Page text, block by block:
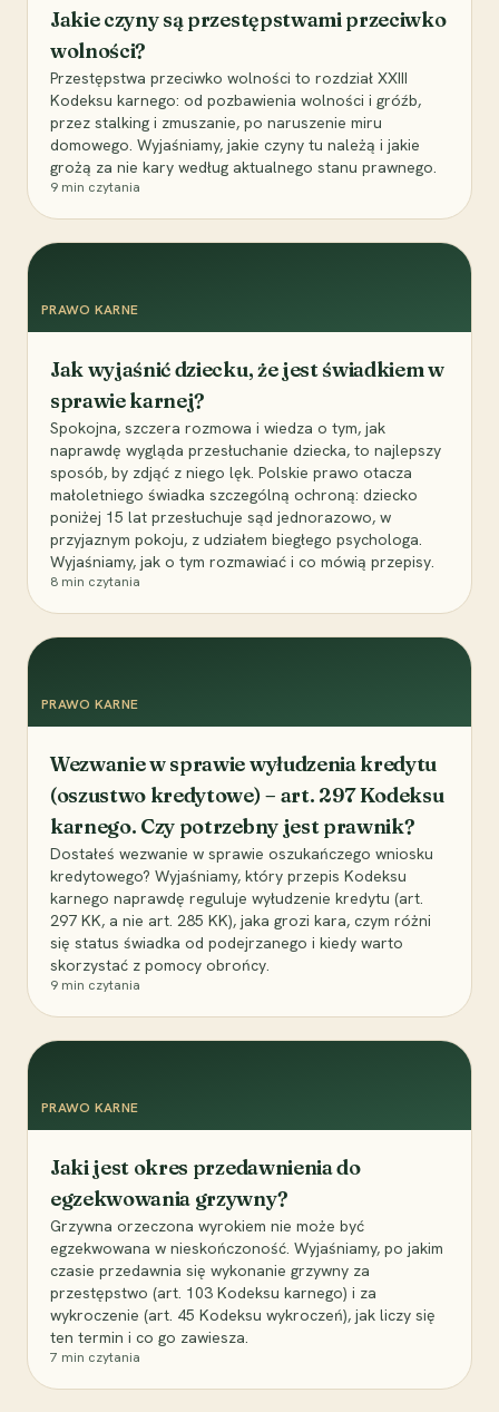
Jakie czyny są przestępstwami przeciwko
wolności?
Przestępstwa przeciwko wolności to rozdział XXIII
Kodeksu karnego: od pozbawienia wolności i gróźb,
przez stalking i zmuszanie, po naruszenie miru
domowego. Wyjaśniamy, jakie czyny tu należą i jakie
grożą za nie kary według aktualnego stanu prawnego.
9 min czytania
PRAWO KARNE
Jak wyjaśnić dziecku, że jest świadkiem w
sprawie karnej?
Spokojna, szczera rozmowa i wiedza o tym, jak
naprawdę wygląda przesłuchanie dziecka, to najlepszy
sposób, by zdjąć z niego lęk. Polskie prawo otacza
małoletniego świadka szczególną ochroną: dziecko
poniżej 15 lat przesłuchuje sąd jednorazowo, w
przyjaznym pokoju, z udziałem biegłego psychologa.
Wyjaśniamy, jak o tym rozmawiać i co mówią przepisy.
8 min czytania
PRAWO KARNE
Wezwanie w sprawie wyłudzenia kredytu
(oszustwo kredytowe) – art. 297 Kodeksu
karnego. Czy potrzebny jest prawnik?
Dostałeś wezwanie w sprawie oszukańczego wniosku
kredytowego? Wyjaśniamy, który przepis Kodeksu
karnego naprawdę reguluje wyłudzenie kredytu (art.
297 KK, a nie art. 285 KK), jaka grozi kara, czym różni
się status świadka od podejrzanego i kiedy warto
skorzystać z pomocy obrońcy.
9 min czytania
PRAWO KARNE
Jaki jest okres przedawnienia do
egzekwowania grzywny?
Grzywna orzeczona wyrokiem nie może być
egzekwowana w nieskończoność. Wyjaśniamy, po jakim
czasie przedawnia się wykonanie grzywny za
przestępstwo (art. 103 Kodeksu karnego) i za
wykroczenie (art. 45 Kodeksu wykroczeń), jak liczy się
ten termin i co go zawiesza.
7 min czytania